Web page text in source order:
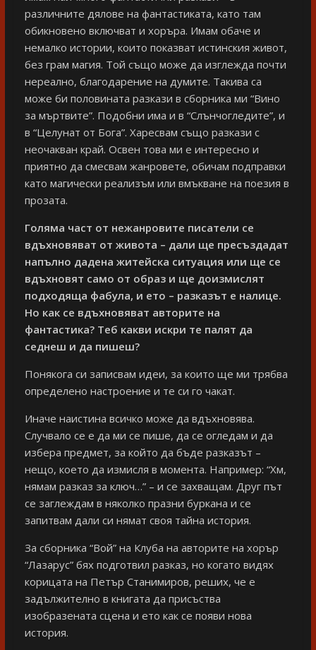
различните дялове на фантастиката, като там
обикновено включват и хоръра. Имам обаче и
немалко истории, които показват истинския живот,
без грам магия. Той също може да изглежда почти
нереално, благодарение на думите. Такива са
може би половината разкази в сборника ми “Вино
за мъртвите”. Подобни има и в “Слънчогледите”, и
в “Целунат от Бога”. Харесвам също разкази с
неочакван край. Освен това ми е интересно и
приятно да смесвам жанровете, обичам подправки
като магически реализъм или вмъкване на поезия в
прозата.
Голяма част от нежанровите писатели се
вдъхновяват от живота – дали ще пресъздадат
напълно дадена житейска ситуация или ще се
вдъхновят само от образ и ще доизмислят
подходяща фабула, и ето – разказът е налице.
Но как се вдъхновяват авторите на
фантастика? Теб какви искри те палят да
седнеш и да пишеш?
Понякога си записвам идеи, за които ще ми трябва
определено настроение и те си го чакат.
Иначе наистина всичко може да вдъхновява.
Случвало се е да ми се пише, да се огледам и да
избера предмет, за който да бъде разказът –
нещо, което да измисля в момента. Например: “Хм,
нямам разказ за ключ…” – и се захващам. Друг път
се заглеждам в няколко празни буркана и се
запитвам дали си нямат своя тайна история.
За сборника “Вой” на Клуба на авторите на хорър
“Лазарус” бях подготвил разказ, но когато видях
корицата на Петър Станимиров, реших, че е
задължително в книгата да присъства
изобразената сцена и ето как се появи нова
история.